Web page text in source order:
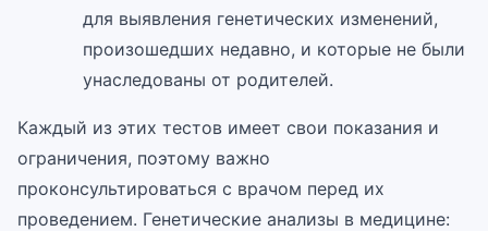
для выявления генетических изменений,
произошедших недавно, и которые не были
унаследованы от родителей.
Каждый из этих тестов имеет свои показания и
ограничения, поэтому важно
проконсультироваться с врачом перед их
проведением. Генетические анализы в медицине: